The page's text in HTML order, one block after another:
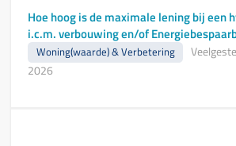
Hoe hoog is de maximale lening bij een
i.c.m. verbouwing en/of
Woning(waarde) & Verbetering
2026